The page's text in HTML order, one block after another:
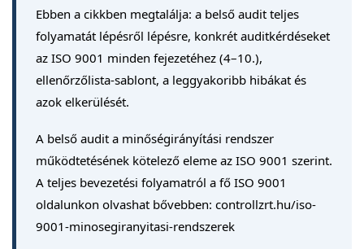
Ebben a cikkben megtalálja: a belső audit teljes
folyamatát lépésről lépésre, konkrét auditkérdéseket
az ISO 9001 minden fejezetéhez (4–10.),
ellenőrzőlista-sablont, a leggyakoribb hibákat és
azok elkerülését.
A belső audit a minőségirányítási rendszer
működtetésének kötelező eleme az ISO 9001 szerint.
A teljes bevezetési folyamatról a fő ISO 9001
oldalunkon olvashat bővebben: controllzrt.hu/iso-
9001-minosegiranyitasi-rendszerek